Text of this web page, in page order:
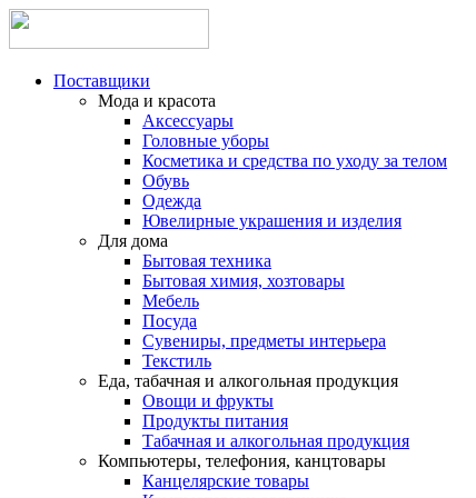
Поставщики
Мода и красота
Аксессуары
Головные уборы
Косметика и средства по уходу за телом
Обувь
Одежда
Ювелирные украшения и изделия
Для дома
Бытовая техника
Бытовая химия, хозтовары
Мебель
Посуда
Сувениры, предметы интерьера
Текстиль
Еда, табачная и алкогольная продукция
Овощи и фрукты
Продукты питания
Табачная и алкогольная продукция
Компьютеры, телефония, канцтовары
Канцелярские товары